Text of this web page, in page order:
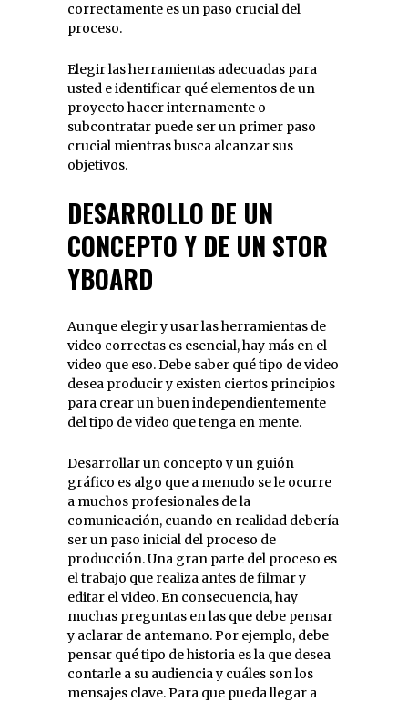
correctamente es un paso crucial del
proceso.
Elegir las herramientas adecuadas para
usted e identificar qué elementos de un
proyecto hacer internamente o
subcontratar puede ser un primer paso
crucial mientras busca alcanzar sus
objetivos.
DESARROLLO DE UN
CONCEPTO Y DE UN STOR
YBOARD
Aunque elegir y usar las herramientas de
video correctas es esencial, hay más en el
video que eso. Debe saber qué tipo de video
desea producir y existen ciertos principios
para crear un buen independientemente
del tipo de video que tenga en mente.
Desarrollar un concepto y un guión
gráfico es algo que a menudo se le ocurre
a muchos profesionales de la
comunicación, cuando en realidad debería
ser un paso inicial del proceso de
producción. Una gran parte del proceso es
el trabajo que realiza antes de filmar y
editar el video. En consecuencia, hay
muchas preguntas en las que debe pensar
y aclarar de antemano. Por ejemplo, debe
pensar qué tipo de historia es la que desea
contarle a su audiencia y cuáles son los
mensajes clave. Para que pueda llegar a